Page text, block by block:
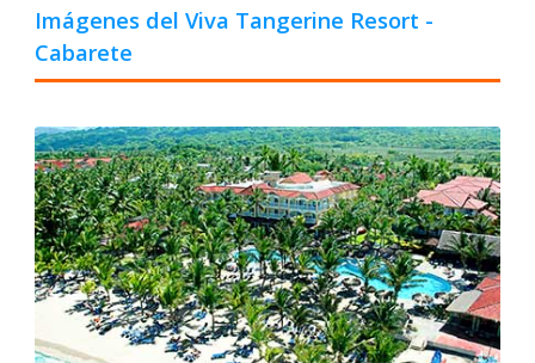
Imágenes del Viva Tangerine Resort -
Cabarete